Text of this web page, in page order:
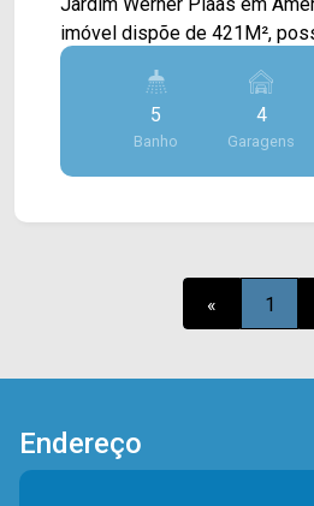
imóvel dispõe de 421M²,
salão com pé direito duplo,
em blindex e porta de aço
> 05 banheiros, sendo 01
rotativas. Localizado próximo à Av. Nossa Sra. de
Fátima, Av. Ângelo Pascote,
IMÓVEIS - Presente em cada
5
Banho
4
Garagens
« 1
Endereço